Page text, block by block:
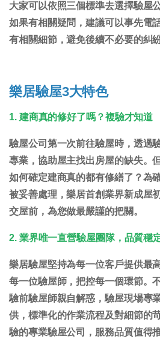
大家可以依照三個標準去選擇驗屋
如果有相關疑問，建議可以事先電
有相關細節，避免後續不必要的糾紛
樂居驗屋3大特色
1. 建商真的修好了嗎？複驗才知道
驗屋公司第一次前往驗屋時，透過
專業，協助屋主找出房屋的缺失。
如何確定建商真的都有修繕了？為
被妥善處理，樂居首創業界新成屋
交屋前，為您做最嚴謹的把關。
2. 業界唯一直營驗屋團隊，品質穩
樂居驗屋堅持為每一位客戶提供最
每一位驗屋師，把控每一個環節。
驗前驗屋師親自解惑，驗屋現場專
供，標準化的作業流程及對細節的
驗的專業驗屋公司，服務品質值得推